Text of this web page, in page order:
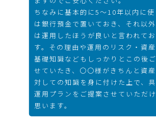
ちなみに基本的に5～10年以内に
は銀行預金で置いておき、それ以
は運用したほうが良いと言われて
す。その理由や運用のリスク・資
基礎知識などもしっかりとこの後
せていたき、〇〇様がきちんと資
対しての知識を身に付けた上で、
運用プランをご提案させていただ
思います。